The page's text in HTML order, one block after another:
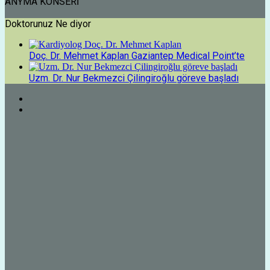
Doktorunuz Ne diyor
Doç. Dr. Mehmet Kaplan Gaziantep Medical Point’te
Uzm. Dr. Nur Bekmezci Çilingiroğlu göreve başladı